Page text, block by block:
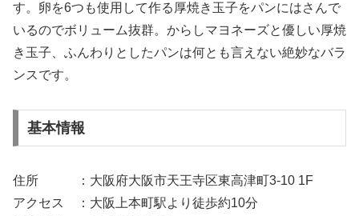
す。卵を6つも使用して作る厚焼き玉子をパンにはさんで
いるのでボリューム抜群。からしマヨネーズと優しい厚焼
き玉子、ふんわりとしたパンは何とも言えない絶妙なバラ
ンスです。
基本情報
住所 ：大阪府大阪市天王寺区東高津町3-10 1F
アクセス ：大阪上本町駅より徒歩約10分